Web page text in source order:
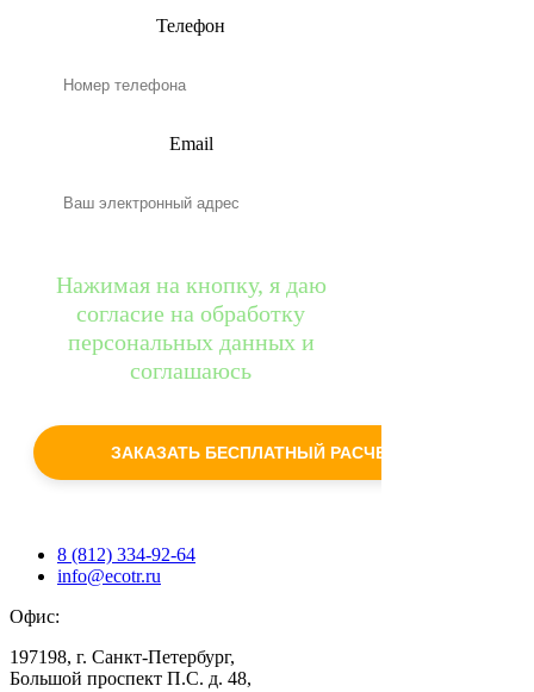
Телефон
Email
Нажимая на кнопку, я даю
согласие на обработку
персональных данных и
соглашаюсь
ЗАКАЗАТЬ БЕСПЛАТНЫЙ РАСЧЕТ
8 (812) 334-92-64
info@ecotr.ru
Офис:
197198, г. Санкт-Петербург,
Большой проспект П.С. д. 48,